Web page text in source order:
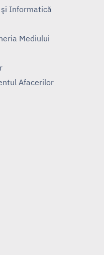
Informatică
Mediului
Afacerilor